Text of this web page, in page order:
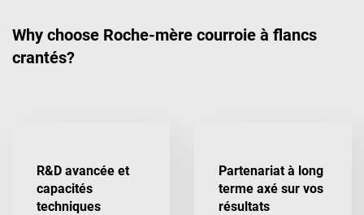
Why choose Roche-mère courroie à flancs
crantés?
R&D avancée et
capacités
techniques
Partenariat à long
terme axé sur vos
résultats